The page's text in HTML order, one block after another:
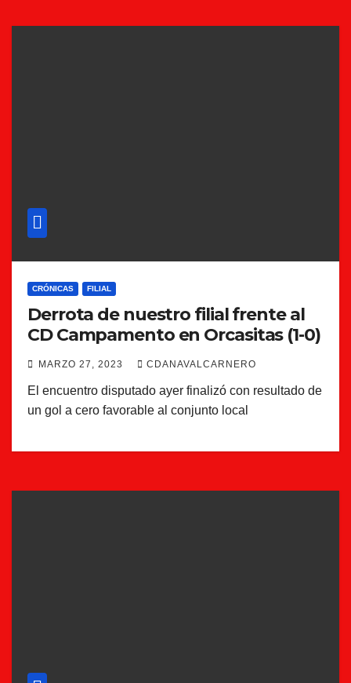
CRÓNICAS FILIAL
Derrota de nuestro filial frente al
CD Campamento en Orcasitas (1-0)
MARZO 27, 2023 CDANAVALCARNERO
El encuentro disputado ayer finalizó con resultado de
un gol a cero favorable al conjunto local